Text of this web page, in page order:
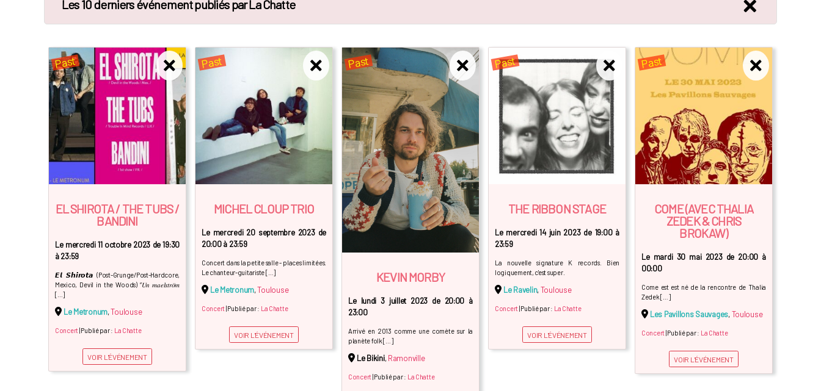
Les 10 derniers événement publiés par La Chatte
EL SHIROTA / THE TUBS /
BANDINI
Le mercredi 11 octobre 2023 de 19:30
à 23:59
𝙀𝙡 𝙎𝙝𝙞𝙧𝙤𝙩𝙖 (Post-Grunge/Post-Hardcore,
Mexico, Devil in the Woods) “𝑈𝑛 𝑚𝑎𝑒𝑙𝑠𝑡𝑟𝑜̈𝑚
[…]
Le Metronum,Toulouse
Concert| Publié par : La Chatte
VOIR L'ÉVÉNEMENT
Past
MICHEL CLOUP TRIO
Le mercredi 20 septembre 2023 de
20:00 à 23:59
Concert dans la petite salle - places limitées.
Le chanteur-guitariste […]
Le Metronum,Toulouse
Concert| Publié par : La Chatte
VOIR L'ÉVÉNEMENT
Past
KEVIN MORBY
Le lundi 3 juillet 2023 de 20:00 à
23:00
Arrivé en 2013 comme une comète sur la
planète folk […]
Le Bikini,Ramonville
Concert| Publié par : La Chatte
Past
THE RIBBON STAGE
Le mercredi 14 juin 2023 de 19:00 à
23:59
La nouvelle signature K records. Bien
logiquement, c'est super.
Le Ravelin,Toulouse
Concert| Publié par : La Chatte
VOIR L'ÉVÉNEMENT
Past
COME (AVEC THALIA
ZEDEK & CHRIS
BROKAW)
Le mardi 30 mai 2023 de 20:00 à
00:00
Come est est né de la rencontre de Thalia
Zedek […]
Les Pavillons Sauvages,Toulouse
Concert| Publié par : La Chatte
VOIR L'ÉVÉNEMENT
Past